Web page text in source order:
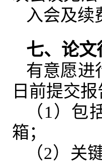
入会及续
七、论文
有意愿进
日前提交
（1）
箱；
（2）关